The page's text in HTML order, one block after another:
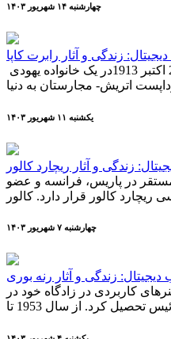
چهارشنبه ۱۴ شهريور ۱۴۰۳
يکشنبه ۱۱ شهريور ۱۴۰۳
آمریکایی متولد 1944 مستقر در پاریس، فرانسه و عضو
چهارشنبه ۷ شهريور ۱۴۰۳
در دانشکده هنرهای کاربردی در زادگاه خود در